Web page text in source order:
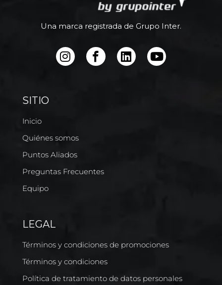
Una marca registrada de Grupo Inter.
SITIO
Inicio
Quiénes somos
Puntos Aliados
Preguntas Frecuentes
Equipo
LEGAL
Términos y condiciones de promociones
Términos y condiciones
Política de tratamiento de datos personales